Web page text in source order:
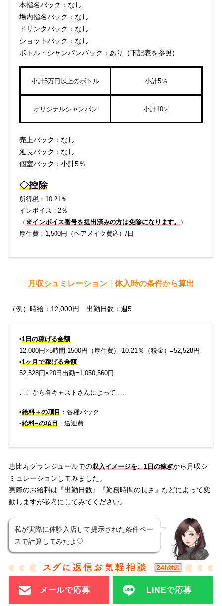
本指名バック：なし
場内指名バック：なし
ドリンクバック：なし
ショットバック：なし
ボトル・シャンパンバック：あり（下記表を参照）
小計5万円以上のボトル 小計5％
オリジナルシャンパン 小計10％
売上バック：なし
延長バック：なし
個室バック：小計5％
◇控除
所得税：10.21％
インボイス：2％
（ ※インボイス番号を提出済みの方は免除になります。
）
厚生費：1,500円（ヘアメイク費込）/日
月収シュミレーション｜体入時の条件から算出
（例）時給：12,000円 出勤日数：週5
▪️1日の稼げる金額
12,000円×5時間-1500円（厚生費）-10.21％（税金）=52,528円
▪️1ヶ月で稼げる金額
52,528円×20日出勤=1,050,560円
ここから各キャストさんによって….
▪️給料＋の項目：各種バック
▪️給料−の項目：送迎費
恵比寿グランジュールでの収入イメージを、1日の稼ぎから月収シ
ミュレーションしてみました。
実際のお給料は『出勤日数』『勤務時間の長さ』などによって変
動しますが参考にしてみてください。
私が実際に体験入店して提示された条件ベー
スで計算してみたよ♡
勝俣美貴／ガイド
メールで応募 LINEで応募